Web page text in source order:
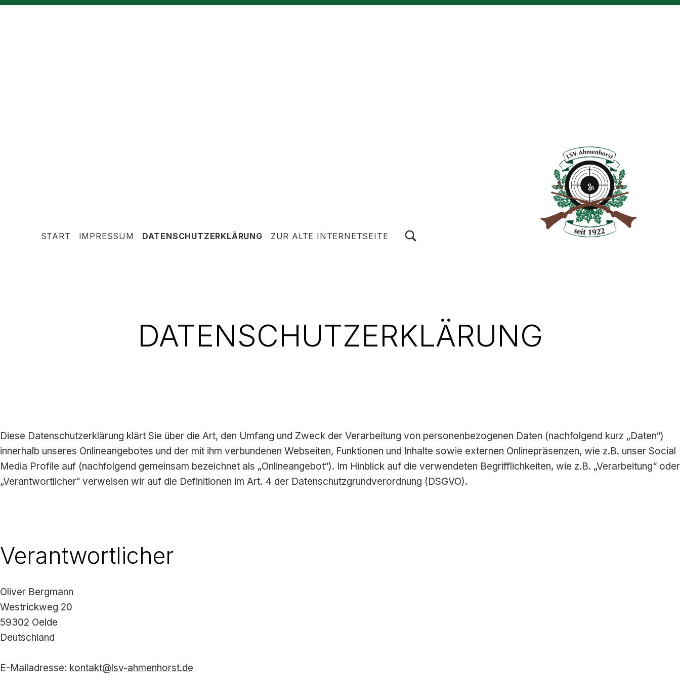
START IMPRESSUM DATENSCHUTZERKLÄRUNG ZUR ALTE INTERNETSEITE
DATENSCHUTZERKLÄRUNG
Diese Datenschutzerklärung klärt Sie über die Art, den Umfang und Zweck der Verarbeitung von personenbezogenen Daten (nachfolgend kurz „Daten“)
innerhalb unseres Onlineangebotes und der mit ihm verbundenen Webseiten, Funktionen und Inhalte sowie externen Onlinepräsenzen, wie z.B. unser Social
Media Profile auf (nachfolgend gemeinsam bezeichnet als „Onlineangebot“). Im Hinblick auf die verwendeten Begrifflichkeiten, wie z.B. „Verarbeitung“ oder
„Verantwortlicher“ verweisen wir auf die Definitionen im Art. 4 der Datenschutzgrundverordnung (DSGVO).
Verantwortlicher
Oliver Bergmann
Westrickweg 20
59302 Oelde
Deutschland
E-Mailadresse: kontakt@lsv-ahmenhorst.de